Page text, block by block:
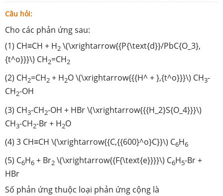
Câu hỏi:
Cho các phản ứng sau:
(1) CH≡CH + H2 \(\xrightarrow{{P{\text{d}}/PbC{O_3},
{t^o}}}\) CH2=CH2
(2) CH2=CH2 + H2O \(\xrightarrow{{{H^ + },{t^o}}}\) CH3-
CH2-OH
(3) CH3-CH2-OH + HBr \(\xrightarrow{{{H_2}S{O_4}}}\)
CH3-CH2-Br + H2O
(4) 3 CH≡CH \(\xrightarrow{{C,{{600}^o}C}}\) C6H6
(5) C6H6 + Br2 \(\xrightarrow{{F{\text{e}}}}\) C6H5-Br +
HBr
Số phản ứng thuộc loại phản ứng cộng là